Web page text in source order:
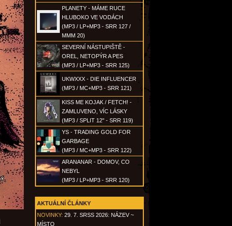
PLANETY - MÁME RUCE
HLUBOKO VE VODÁCH
(MP3 / LP+MP3 - SRR 127 /
MMM 20)
SEVERNÍ NÁSTUPIŠTĚ -
OREL, NETOPÝR A PES
(MP3 / LP+MP3 - SRR 125)
UKWXXX - DIE INFLUENCER
(MP3 / MC+MP3 - SRR 121)
KISS ME KOJAK / FETCH! -
ZAMLUVENO, VÍC LÁSKY
(MP3 / SPLIT 12" - SRR 119)
YS - TRADING GOLD FOR
GARBAGE
(MP3 / MC+MP3 - SRR 122)
ARANANAR - DOMOV, CO
NEBYL
(MP3 / LP+MP3 - SRR 120)
AKTUÁLNÍ ČLÁNKY
NOVINKY: 29. 7. SRSS 2026: NÁZEV ~
MÍSTO